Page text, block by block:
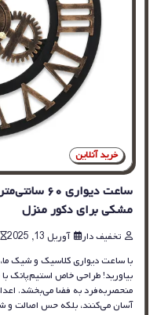
خرید آنلاین
ساعت
مشکی برای دکور منزل
تخفیف دار آوریل 13, 2025
با ساعت دیواری کلاسیک و شیک ما،
بیاورید! طراحی خاص استیم‌پانک
منحصربه‌فرد به فضا می‌بخشد.
آسان می‌کنند، بلکه حس اصالت و